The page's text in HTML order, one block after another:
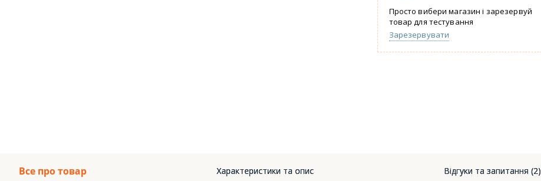
Просто вибери магазин і зарезервуй
товар для тестування
Зарезервувати
Все про товар Характеристики та опис Відгуки та запитання (2)